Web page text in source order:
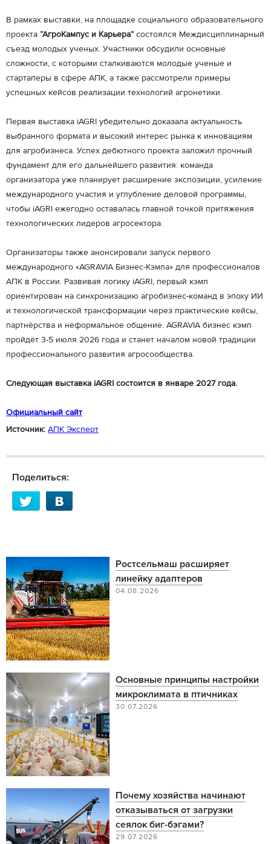
В рамках выставки, на площадке социального образовательного
проекта “АгроКампус и Карьера”состоялся Междисциплинарный
съезд молодых ученых. Участники обсудили основные
сложности, с которыми сталкиваются молодые ученые и
стартаперы в сфере АПК, а также рассмотрели примеры
успешных кейсов реализации технологий агронетики.
Первая выставка iAGRI убедительно доказала актуальность
выбранного формата и высокий интерес рынка к инновациям
для агробизнеса. Успех дебютного проекта заложил прочный
фундамент для его дальнейшего развития: команда
организатора уже планирует расширение экспозиции, усиление
международного участия и углубление деловой программы,
чтобы iAGRI ежегодно оставалась главной точкой притяжения
технологических лидеров агросектора.
Организаторы также анонсировали запуск первого
международного «AGRAVIA Бизнес-Кэмпа» для профессионалов
АПК в России. Развивая логику iAGRI, первый кэмп
ориентирован на синхронизацию агробизнес-команд в эпоху ИИ
и технологической трансформации через практические кейсы,
партнёрства и неформальное общение. AGRAVIA бизнес кэмп
пройдёт 3-5 июля 2026 года и станет началом новой традиции
профессионального развития агросообщества.
Следующая выставка iAGRI состоится в январе 2027 года.
Официальный сайт
Источник: АПК Эксперт
Поделиться:
Ростсельмаш расширяет
линейку адаптеров
04.08.2026
Основные принципы настройки
микроклимата в птичниках
30.07.2026
Почему хозяйства начинают
отказываться от загрузки
сеялок биг-бэгами?
29.07.2026